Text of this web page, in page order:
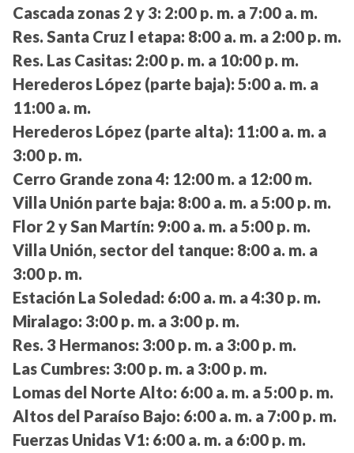
Cascada zonas 2 y 3: 2:00 p. m. a 7:00 a. m.
Res. Santa Cruz I etapa: 8:00 a. m. a 2:00 p. m.
Res. Las Casitas: 2:00 p. m. a 10:00 p. m.
Herederos López (parte baja): 5:00 a. m. a
11:00 a. m.
Herederos López (parte alta): 11:00 a. m. a
3:00 p. m.
Cerro Grande zona 4: 12:00 m. a 12:00 m.
Villa Unión parte baja: 8:00 a. m. a 5:00 p. m.
Flor 2 y San Martín: 9:00 a. m. a 5:00 p. m.
Villa Unión, sector del tanque: 8:00 a. m. a
3:00 p. m.
Estación La Soledad: 6:00 a. m. a 4:30 p. m.
Miralago: 3:00 p. m. a 3:00 p. m.
Res. 3 Hermanos: 3:00 p. m. a 3:00 p. m.
Las Cumbres: 3:00 p. m. a 3:00 p. m.
Lomas del Norte Alto: 6:00 a. m. a 5:00 p. m.
Altos del Paraíso Bajo: 6:00 a. m. a 7:00 p. m.
Fuerzas Unidas V1: 6:00 a. m. a 6:00 p. m.